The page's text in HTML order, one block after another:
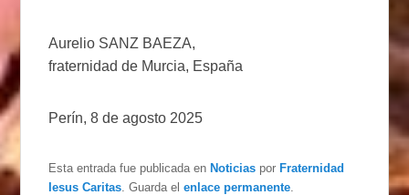
Aurelio SANZ BAEZA,
fraternidad de Murcia, España
Perín, 8 de agosto 2025
Esta entrada fue publicada enNoticias porFraternidad
Iesus Caritas . Guarda elenlace permanente